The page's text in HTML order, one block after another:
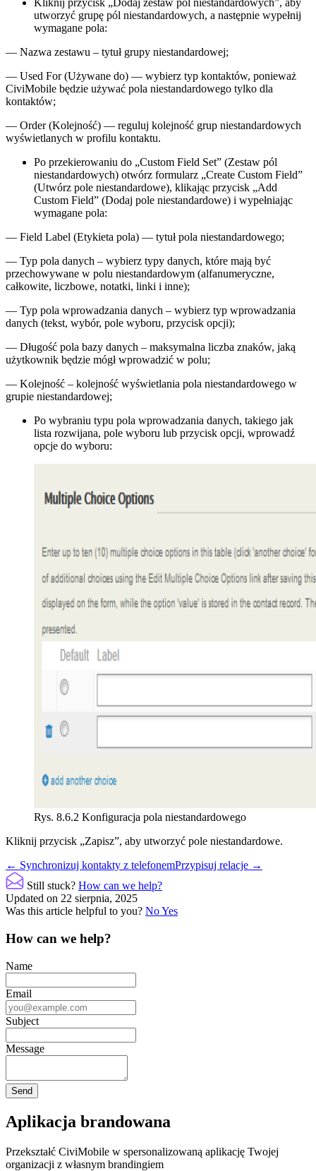
Kliknij przycisk „Dodaj zestaw pól niestandardowych”, aby
utworzyć grupę pól niestandardowych, a następnie wypełnij
wymagane pola:
— Nazwa zestawu – tytuł grupy niestandardowej;
— Used For (Używane do) — wybierz typ kontaktów, ponieważ
CiviMobile będzie używać pola niestandardowego tylko dla
kontaktów;
— Order (Kolejność) — reguluj kolejność grup niestandardowych
wyświetlanych w profilu kontaktu.
Po przekierowaniu do „Custom Field Set” (Zestaw pól
niestandardowych) otwórz formularz „Create Custom Field”
(Utwórz pole niestandardowe), klikając przycisk „Add
Custom Field” (Dodaj pole niestandardowe) i wypełniając
wymagane pola:
— Field Label (Etykieta pola) — tytuł pola niestandardowego;
— Typ pola danych – wybierz typy danych, które mają być
przechowywane w polu niestandardowym (alfanumeryczne,
całkowite, liczbowe, notatki, linki i inne);
— Typ pola wprowadzania danych – wybierz typ wprowadzania
danych (tekst, wybór, pole wyboru, przycisk opcji);
— Długość pola bazy danych – maksymalna liczba znaków, jaką
użytkownik będzie mógł wprowadzić w polu;
— Kolejność – kolejność wyświetlania pola niestandardowego w
grupie niestandardowej;
Po wybraniu typu pola wprowadzania danych, takiego jak
lista rozwijana, pole wyboru lub przycisk opcji, wprowadź
opcje do wyboru:
Rys. 8.6.2 Konfiguracja pola niestandardowego
Kliknij przycisk „Zapisz”, aby utworzyć pole niestandardowe.
Doc
navigation
← Synchronizuj kontakty z telefonemPrzypisuj relacje →
Still stuck? How can we help?
Updated on 22 sierpnia, 2025
Was this article helpful to you? NoYes
How can we help?
Name
Email
Subject
Message
Aplikacja brandowana
Przekształć CiviMobile w spersonalizowaną aplikację Twojej
organizacji z własnym brandingiem